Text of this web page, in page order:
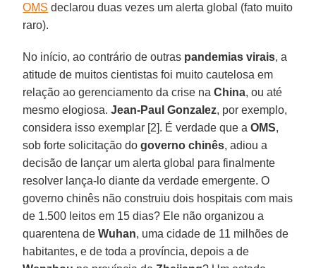
OMS declarou duas vezes um alerta global (fato muito
raro).
No início, ao contrário de outras pandemias virais, a
atitude de muitos cientistas foi muito cautelosa em
relação ao gerenciamento da crise naChina, ou até
mesmo elogiosa.Jean-Paul Gonzalez, por exemplo,
considera isso exemplar [2]. É verdade que aOMS,
sob forte solicitação dogoverno chinês, adiou a
decisão de lançar um alerta global para finalmente
resolver lança-lo diante da verdade emergente. O
governo chinês não construiu dois hospitais com mais
de 1.500 leitos em 15 dias? Ele não organizou a
quarentena deWuhan, uma cidade de 11 milhões de
habitantes, e de toda a província, depois a de